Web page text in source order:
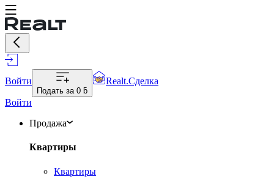
Войти
Подать за 0 ƃ
Realt.Сделка
Войти
Продажа
Квартиры
Квартиры